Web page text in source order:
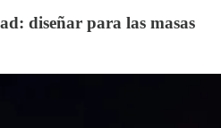
diseñar para las masas